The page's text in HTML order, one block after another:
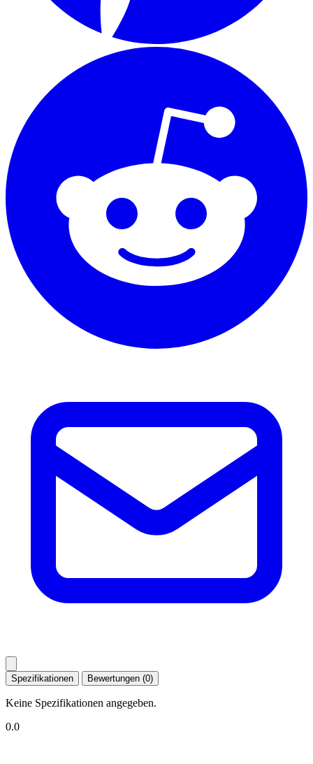
Spezifikationen Bewertungen (0)
Keine Spezifikationen angegeben.
0.0